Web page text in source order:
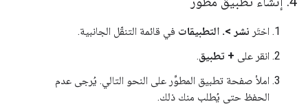
اختَر نشر >. التطبيقات في قائمة التنقّل الجانبية.
انقر على + تطبيق.
املأ صفحة تطبيق المطوِّر على النحو التالي. يُرجى عدم
الحفظ حتى يُطلب منك ذلك.